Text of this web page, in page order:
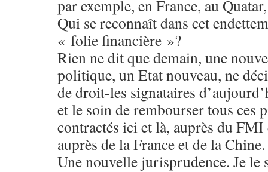
par exemple, en France, au
Qui se reconnaît dans cet
« folie financière »?
Rien ne dit que demain, une
politique, un Etat nouveau, ne
de droit-les signataires
et le soin de rembourser tous ces
contractés ici et là, auprès du FMI
auprès de la France et de la Chine.
Une nouvelle jurisprudence. Je le